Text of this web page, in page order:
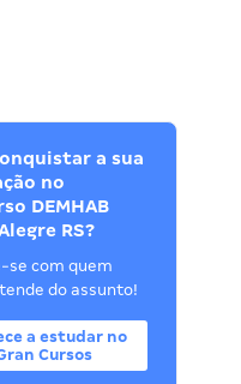
a sua
no
DEMHAB
RS?
se com quem
do assunto!
a estudar no
Cursos